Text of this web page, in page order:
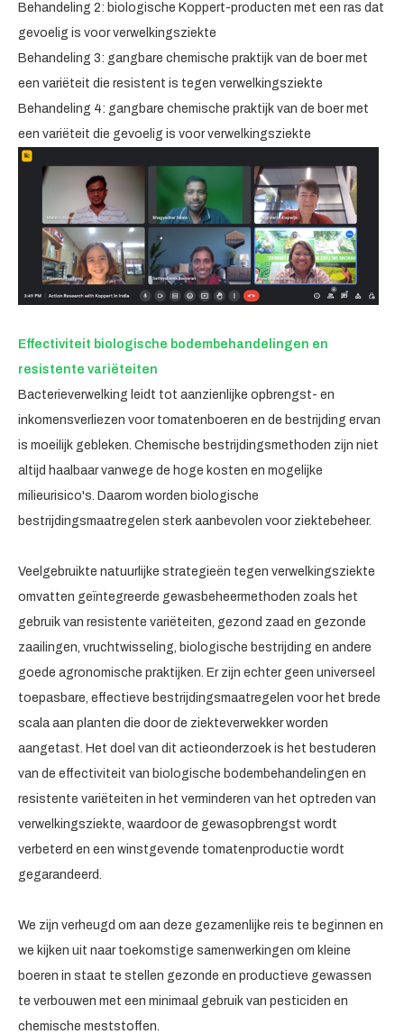
Behandeling 2: biologische Koppert-producten met een ras dat
gevoelig is voor verwelkingsziekte
Behandeling 3: gangbare chemische praktijk van de boer met
een variëteit die resistent is tegen verwelkingsziekte
Behandeling 4: gangbare chemische praktijk van de boer met
een variëteit die gevoelig is voor verwelkingsziekte
Effectiviteit biologische bodembehandelingen en
resistente variëteiten
Bacterieverwelking leidt tot aanzienlijke opbrengst- en
inkomensverliezen voor tomatenboeren en de bestrijding ervan
is moeilijk gebleken. Chemische bestrijdingsmethoden zijn niet
altijd haalbaar vanwege de hoge kosten en mogelijke
milieurisico's. Daarom worden biologische
bestrijdingsmaatregelen sterk aanbevolen voor ziektebeheer.
Veelgebruikte natuurlijke strategieën tegen verwelkingsziekte
omvatten geïntegreerde gewasbeheermethoden zoals het
gebruik van resistente variëteiten, gezond zaad en gezonde
zaailingen, vruchtwisseling, biologische bestrijding en andere
goede agronomische praktijken. Er zijn echter geen universeel
toepasbare, effectieve bestrijdingsmaatregelen voor het brede
scala aan planten die door de ziekteverwekker worden
aangetast. Het doel van dit actieonderzoek is het bestuderen
van de effectiviteit van biologische bodembehandelingen en
resistente variëteiten in het verminderen van het optreden van
verwelkingsziekte, waardoor de gewasopbrengst wordt
verbeterd en een winstgevende tomatenproductie wordt
gegarandeerd.
We zijn verheugd om aan deze gezamenlijke reis te beginnen en
we kijken uit naar toekomstige samenwerkingen om kleine
boeren in staat te stellen gezonde en productieve gewassen
te verbouwen met een minimaal gebruik van pesticiden en
chemische meststoffen.